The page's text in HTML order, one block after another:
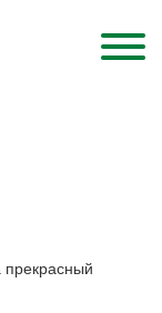
прекрасный